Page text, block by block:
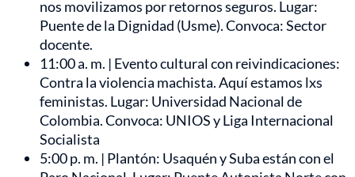
nos movilizamos por retornos seguros. Lugar:
Puente de la Dignidad (Usme). Convoca: Sector
docente.
11:00 a. m. | Evento cultural con reivindicaciones:
Contra la violencia machista. Aquí estamos lxs
feministas. Lugar: Universidad Nacional de
Colombia. Convoca: UNIOS y Liga Internacional
Socialista
5:00 p. m. | Plantón: Usaquén y Suba están con el